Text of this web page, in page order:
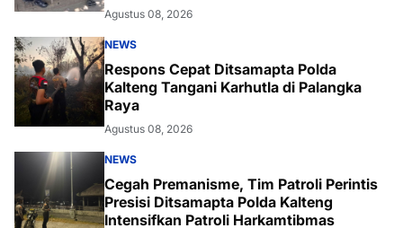
Agustus 08, 2026
NEWS
Respons Cepat Ditsamapta Polda
Kalteng Tangani Karhutla di Palangka
Raya
Agustus 08, 2026
NEWS
Cegah Premanisme, Tim Patroli Perintis
Presisi Ditsamapta Polda Kalteng
Intensifkan Patroli Harkamtibmas